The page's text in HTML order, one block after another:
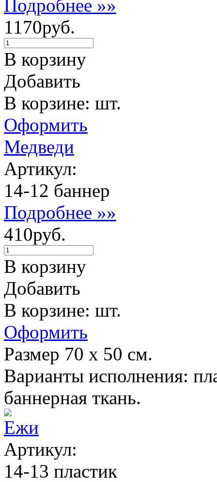
Подробнее »»
1170руб.
В корзину
Добавить
В корзине: шт.
Оформить
Медведи
Артикул:
14-12 баннер
Подробнее »»
410руб.
В корзину
Добавить
В корзине: шт.
Оформить
Размер 70 х 50 см.
Варианты исполнения:
баннерная ткань.
Ежи
Артикул:
14-13 пластик